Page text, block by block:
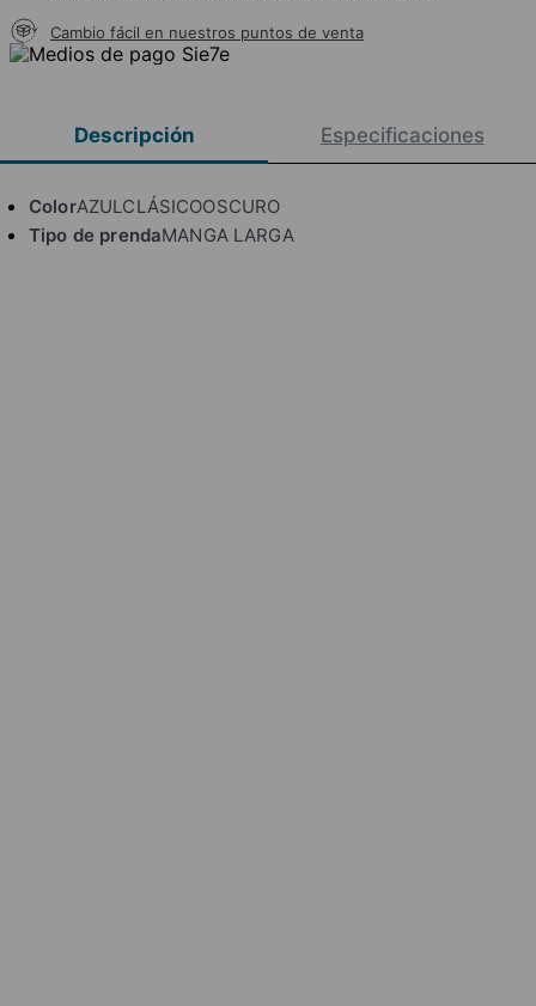
Cambio fácil en nuestros puntos de venta
Descripción Especificaciones
ColorAZULCLÁSICOOSCURO
Tipo de prendaMANGA LARGA